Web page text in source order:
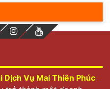
Dịch Vụ Mai Thiên Phúc